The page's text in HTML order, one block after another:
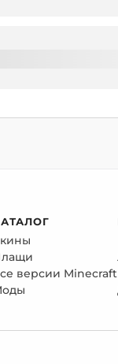
версии Minecraft